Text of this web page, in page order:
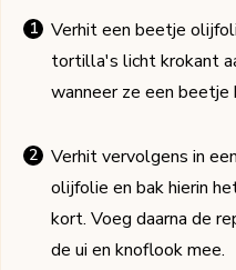
Verhit een beetje
tortilla's licht krokant
wanneer ze een beetje
Verhit vervolgens in
olijfolie en bak hierin
kort. Voeg daarna de
de ui en knoflook mee.